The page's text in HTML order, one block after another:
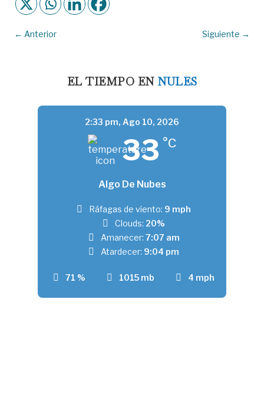
← Anterior Siguiente →
EL TIEMPO EN NULES
2:33 pm, Ago 10, 2026
33 °C
Algo De Nubes
71 % 1015 mb 4 mph
Ráfagas de viento: 9 mph
Clouds: 20%
Amanecer: 7:07 am
Atardecer: 9:04 pm